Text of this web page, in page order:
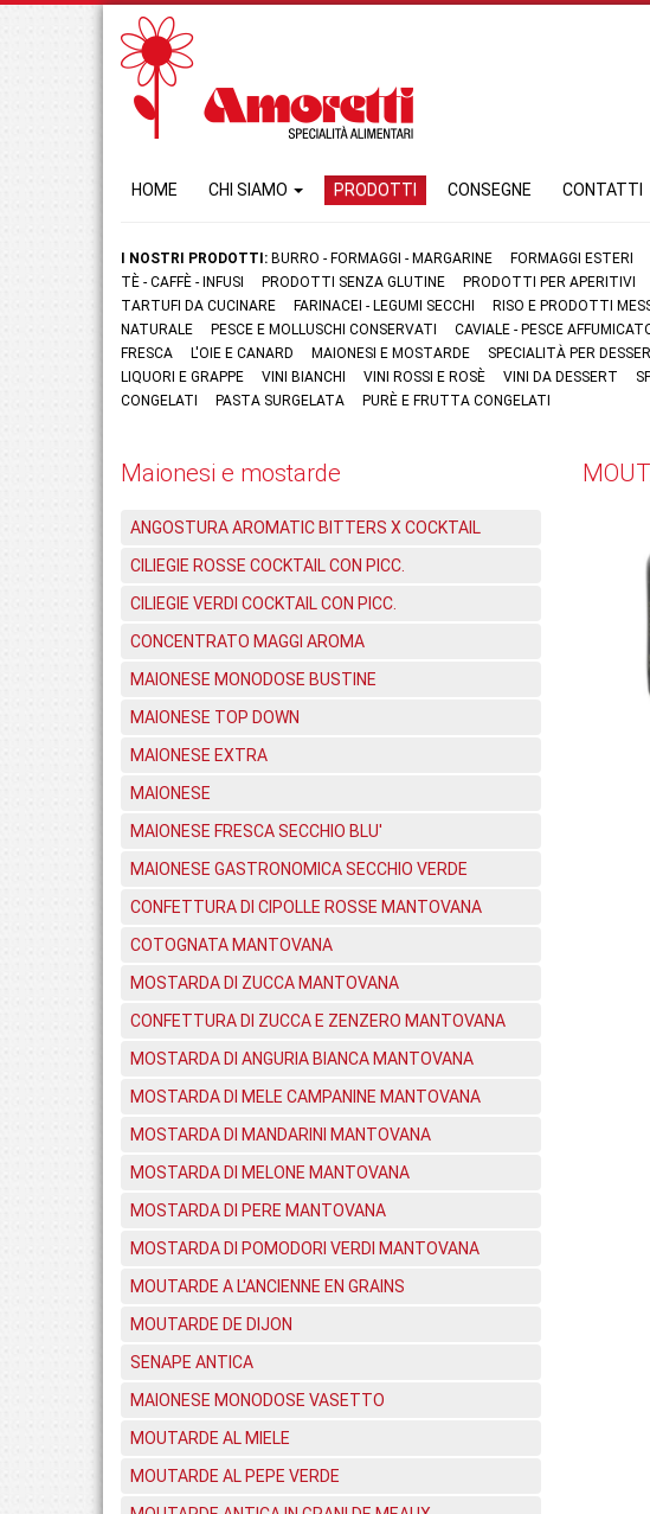
HOME CHI SIAMO PRODOTTI CONSEGNE CONTATTI
I NOSTRI PRODOTTI: BURRO - FORMAGGI - MARGARINE FORMAGGI ESTERI
TÈ - CAFFÈ - INFUSI
PRODOTTI SENZA GLUTINE PRODOTTI PER APERITIVI
TARTUFI DA CUCINARE
FARINACEI - LEGUMI SECCHI RISO E PRODOTTI
NATURALE
PESCE E MOLLUSCHI CONSERVATI CAVIALE - PESCE
FRESCA
L'OIE E CANARD MAIONESI E MOSTARDE SPECIALITÀ PER
LIQUORI E GRAPPE
VINI BIANCHI VINI ROSSI E ROSÈ VINI DA DESSERT
CONGELATI
PASTA SURGELATA PURÈ E FRUTTA CONGELATI
Maionesi e mostarde
ANGOSTURA AROMATIC BITTERS X COCKTAIL
CILIEGIE ROSSE COCKTAIL CON PICC.
CILIEGIE VERDI COCKTAIL CON PICC.
CONCENTRATO MAGGI AROMA
MAIONESE MONODOSE BUSTINE
MAIONESE TOP DOWN
MAIONESE EXTRA
MAIONESE
MAIONESE FRESCA SECCHIO BLU'
MAIONESE GASTRONOMICA SECCHIO VERDE
CONFETTURA DI CIPOLLE ROSSE MANTOVANA
COTOGNATA MANTOVANA
MOSTARDA DI ZUCCA MANTOVANA
CONFETTURA DI ZUCCA E ZENZERO MANTOVANA
MOSTARDA DI ANGURIA BIANCA MANTOVANA
MOSTARDA DI MELE CAMPANINE MANTOVANA
MOSTARDA DI MANDARINI MANTOVANA
MOSTARDA DI MELONE MANTOVANA
MOSTARDA DI PERE MANTOVANA
MOSTARDA DI POMODORI VERDI MANTOVANA
MOUTARDE A L'ANCIENNE EN GRAINS
MOUTARDE DE DIJON
SENAPE ANTICA
MAIONESE MONODOSE VASETTO
MOUTARDE AL MIELE
MOUTARDE AL PEPE VERDE